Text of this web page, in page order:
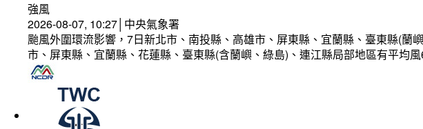
強風
2026-08-07, 10:27│中央氣象署
颱風外圍環流影響，7日新北市、南投縣、高雄市、屏東縣、宜蘭縣、臺東縣(
市、屏東縣、宜蘭縣、花蓮縣、臺東縣(含蘭嶼、綠島)、連江縣局部地區有平均